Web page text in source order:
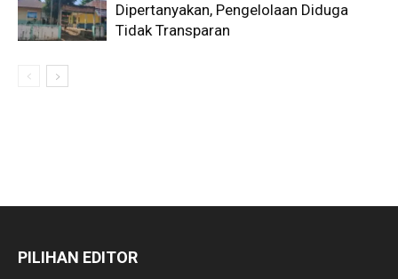
Dipertanyakan, Pengelolaan Diduga
Tidak Transparan
PILIHAN EDITOR